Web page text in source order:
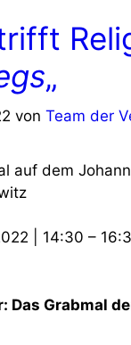
„
von Team der
auf dem
14:30 –
Das Grabmal